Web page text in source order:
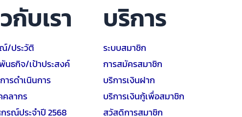
กับเรา
/ประวัติ
ธกิจ/เป้าประสงค์
รดำเนินการ
คลากร
รณ์ประจำปี 2568
บริการ
ระบบสมาชิก
การสมัครสมาชิก
บริการเงินฝาก
บริการเงินกู้เพื่อสมาชิก
สวัสดิการสมาชิก